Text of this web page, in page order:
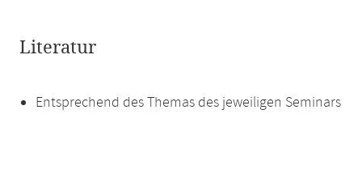
Literatur
Entsprechend des Themas des jeweiligen Seminars